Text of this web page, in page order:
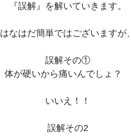
『誤解』を解いていきます。
はなはだ簡単ではございますが、
誤解その①
体が硬いから痛いんでしょ？
いいえ！！
誤解その2